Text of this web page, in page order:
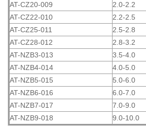
AT-CZ20-009
2.0-2.2
AT-CZ22-010
2.2-2.5
AT-CZ25-011
2.5-2.8
AT-CZ28-012
2.8-3.2
AT-NZB3-013
3.5-4.0
AT-NZB4-014
4.0-5.0
AT-NZB5-015
5.0-6.0
AT-NZB6-016
6.0-7.0
AT-NZB7-017
7.0-9.0
AT-NZB9-018
9.0-10.0